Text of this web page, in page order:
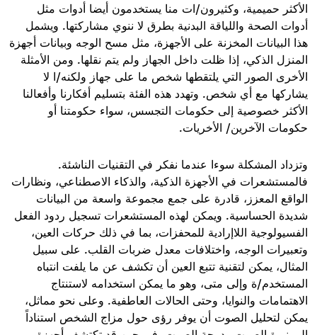
الأكثر حميمية، وكثيرون/ات منا يستخدمون أيضا أدوات مثل
أدوات الصحة واللياقة البدنية بطرق لا ننوي مشاركتها. ويشمل
هذا البيانات المخزنة على الأجهزة، مثل مسح الوجه وبيانات أجهزة
المنزل الذكي، إذا ظلت داخل الجهاز ولم يتم نقلها. ومن الأمثلة
الأخرى الصور التي يلتقطها شخص ما على جهاز ولكنه/ا لا
يشاركها مع أي شخص. وتهدد هذه الفئة بتسليم أفكارنا وأفعالنا
الأكثر خصوصية إلى حكومات التجسس، سواء حكومتنا أو
حكومات الآخرين/ الأخريات.
وتزداد المشكلة سوءا عندما نفكر في التقنيات الناشئة.
فالمستشعرات في الأجهزة الذكية، والذكاء الاصطناعي، ونظارات
الواقع المعزز، قادرة على جمع مجموعة واسعة من البيانات
شديدة الحساسية. ويمكن لهذه المستشعرات تسجيل ردود الفعل
الفسيولوجية اللاإرادية للمحفزات، بما في ذلك حركات العين،
وتعبيرات الوجه، واختلافات معدل ضربات القلب. على سبيل
المثال، يمكن لتقنية تتبع العين أن تكشف عن ما يلفت انتباه
المستخدم/ة وإلى متى، وهو ما يمكن استخدامه لاستنتاج
الاهتمامات والنوايا، وحتى الحالات العاطفية. وعلى نحو مماثل،
يمكن لتحليل الصوت أن يوفر رؤى حول مزاج الشخص استناداً